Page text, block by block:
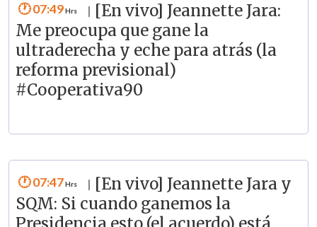
07:49
[En vivo] Jeannette Jara:
Me preocupa que gane la
ultraderecha y eche para atrás (la
reforma previsional)
#Cooperativa90
07:47
[En vivo] Jeannette Jara y
SQM: Si cuando ganemos la